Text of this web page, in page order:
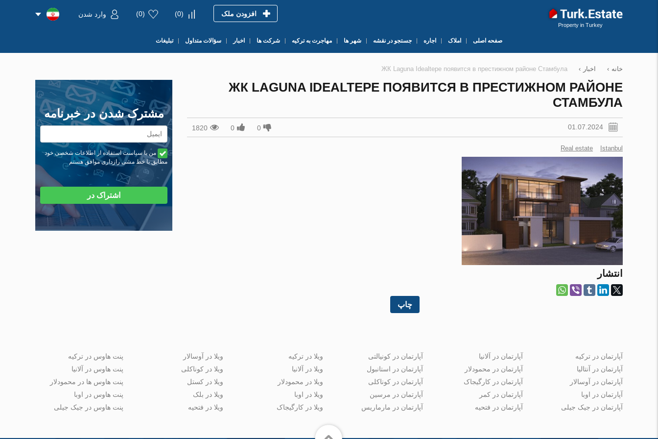
Property in Turkey
افزودن ملک (
0
)
(
0
) وارد شدن
صفحه اصلی املاک اجاره جستجو در نقشه شهر ها مهاجرت به ترکیه شرکت ها اخبار سؤالات متداول تبلیغات
خانه › اخبار ›
ЖК Laguna Idealtepe появится в престижном районе Стамбула
ЖК LAGUNA IDEALTEPE ПОЯВИТСЯ В ПРЕСТИЖНОМ РАЙОНЕ
СТАМБУЛА
01.07.2024
1820 0 0
Real estate Istanbul
انتشار
چاپ
مشترک شدن در خبرنامه
من با سیاست استفاده از اطلاعات شخصی خود
مطابق با خط مشی رازداری موافق هستم
اشتراک در
آپارتمان در ترکیه
آپارتمان در آنتالیا
آپارتمان در آوسالار
آپارتمان در اوبا
آپارتمان در جیک جیلی
آپارتمان در آلانیا
آپارتمان در محمودلار
آپارتمان در کارگیجاک
آپارتمان در کمر
آپارتمان در فتحیه
آپارتمان در کونیالتی
آپارتمان در استانبول
آپارتمان در کوناکلی
آپارتمان در مرسین
آپارتمان در مارماریس
ویلا در ترکیه
ویلا در آلانیا
ویلا در محمودلار
ویلا در اوبا
ویلا در کارگیجاک
ویلا در آوسالار
ویلا در کوناکلی
ویلا در کستل
ویلا در بلک
ویلا در فتحیه
پنت هاوس در ترکیه
پنت هاوس در آلانیا
پنت هاوس ها در محمودلار
پنت هاوس در اوبا
پنت هاوس در جیک جیلی